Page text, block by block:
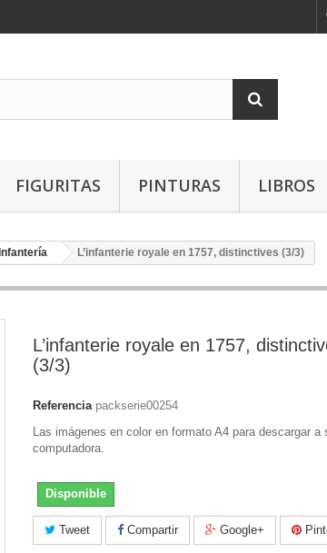
FIGURITAS PINTURAS LIBROS
Infantería L’infanterie royale en 1757, distinctives (3/3)
L’infanterie royale en 1757,
(3/3)
Referencia packserie00254
Las imágenes en color en formato A4 para descargar a
computadora.
Disponible
Tweet Compartir Google+